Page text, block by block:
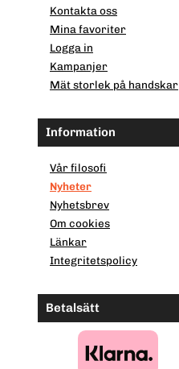
Kontakta oss
Mina favoriter
Logga in
Kampanjer
Mät storlek på handskar
Information
Vår filosofi
Nyheter
Nyhetsbrev
Om cookies
Länkar
Integritetspolicy
Betalsätt